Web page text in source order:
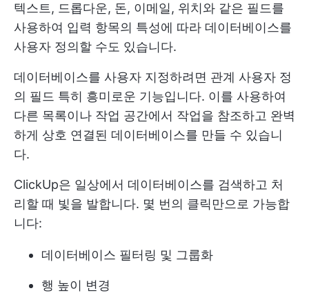
텍스트, 드롭다운, 돈, 이메일, 위치와 같은 필드를
사용하여 입력 항목의 특성에 따라 데이터베이스를
사용자 정의할 수도 있습니다.
데이터베이스를 사용자 지정하려면 관계 사용자 정
의 필드 특히 흥미로운 기능입니다. 이를 사용하여
다른 목록이나 작업 공간에서 작업을 참조하고 완벽
하게 상호 연결된 데이터베이스를 만들 수 있습니
다.
ClickUp은 일상에서 데이터베이스를 검색하고 처
리할 때 빛을 발합니다. 몇 번의 클릭만으로 가능합
니다:
데이터베이스 필터링 및 그룹화
행 높이 변경